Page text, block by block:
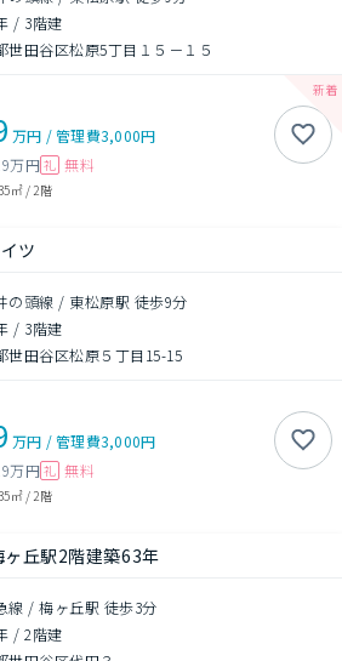
/ 3階建
世田谷区松原5丁目１５－１５
万円 /管理費3,000円
万円 礼 無料
㎡/ 2階
ツ
の頭線 / 東松原駅 徒歩9分
/ 3階建
世田谷区松原５丁目15-15
万円 /管理費3,000円
万円 礼 無料
㎡/ 2階
丘駅2階建築63年
線 / 梅ヶ丘駅 徒歩3分
/2階建